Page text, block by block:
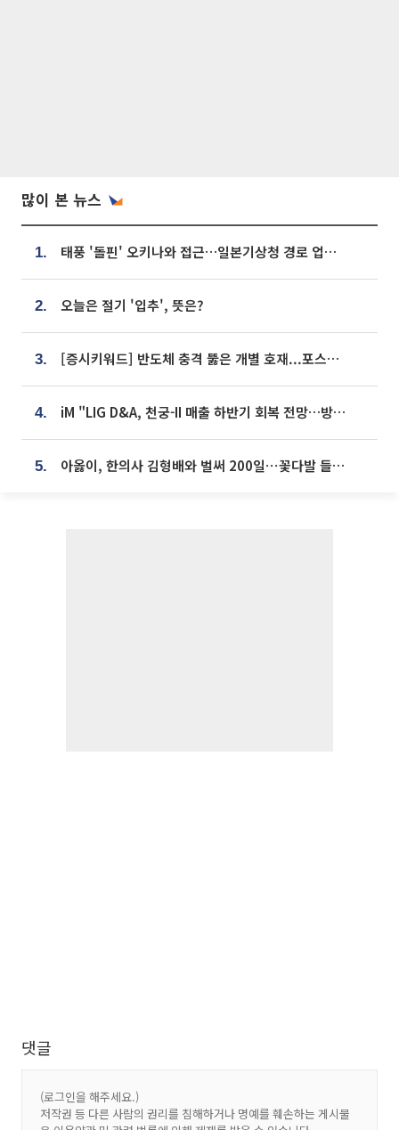
많이 본 뉴스
1. 태풍 '돌핀' 오키나와 접근…일본기상청 경로 업데이트
2. 오늘은 절기 '입추', 뜻은?
3. [증시키워드] 반도체 충격 뚫은 개별 호재...포스코퓨처엠·에코프로·한화솔루션 '눈길'
4. iM "LIG D&A, 천궁-II 매출 하반기 회복 전망…방산 톱픽 유지"
5. 아옳이, 한의사 김형배와 벌써 200일⋯꽃다발 들고 "프러포즈 아냐"
댓글